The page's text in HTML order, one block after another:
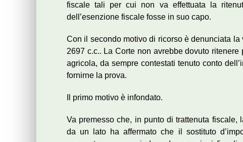
fiscale tali per cui non va effettuata la
dell’esenzione fiscale fosse in suo capo.
Con il secondo motivo di ricorso è denunciata
2697 c.c.. La Corte non avrebbe dovuto
agricola, da sempre contestati tenuto conto
fornirne la prova.
Il primo motivo è infondato.
Va premesso che, in punto di trattenuta
da un lato ha affermato che il sostituto